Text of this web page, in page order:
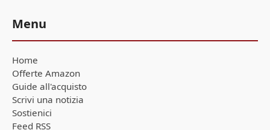
Menu
Home
Offerte Amazon
Guide all'acquisto
Scrivi una notizia
Sostienici
Feed RSS